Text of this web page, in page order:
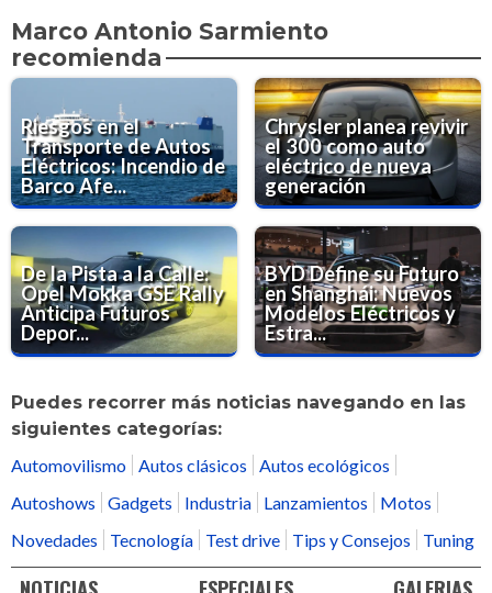
Marco Antonio Sarmiento
recomienda
Riesgos en el
Transporte de Autos
Eléctricos: Incendio de
Barco Afe...
Chrysler planea revivir
el 300 como auto
eléctrico de nueva
generación
De la Pista a la Calle:
Opel Mokka GSE Rally
Anticipa Futuros
Depor...
BYD Define su Futuro
en Shanghái: Nuevos
Modelos Eléctricos y
Estra...
Puedes recorrer más noticias navegando en las
siguientes categorías:
Automovilismo
Autos clásicos
Autos ecológicos
Autoshows
Gadgets Industria Lanzamientos
Motos
Novedades
Tecnología Test drive Tips y Consejos Tuning